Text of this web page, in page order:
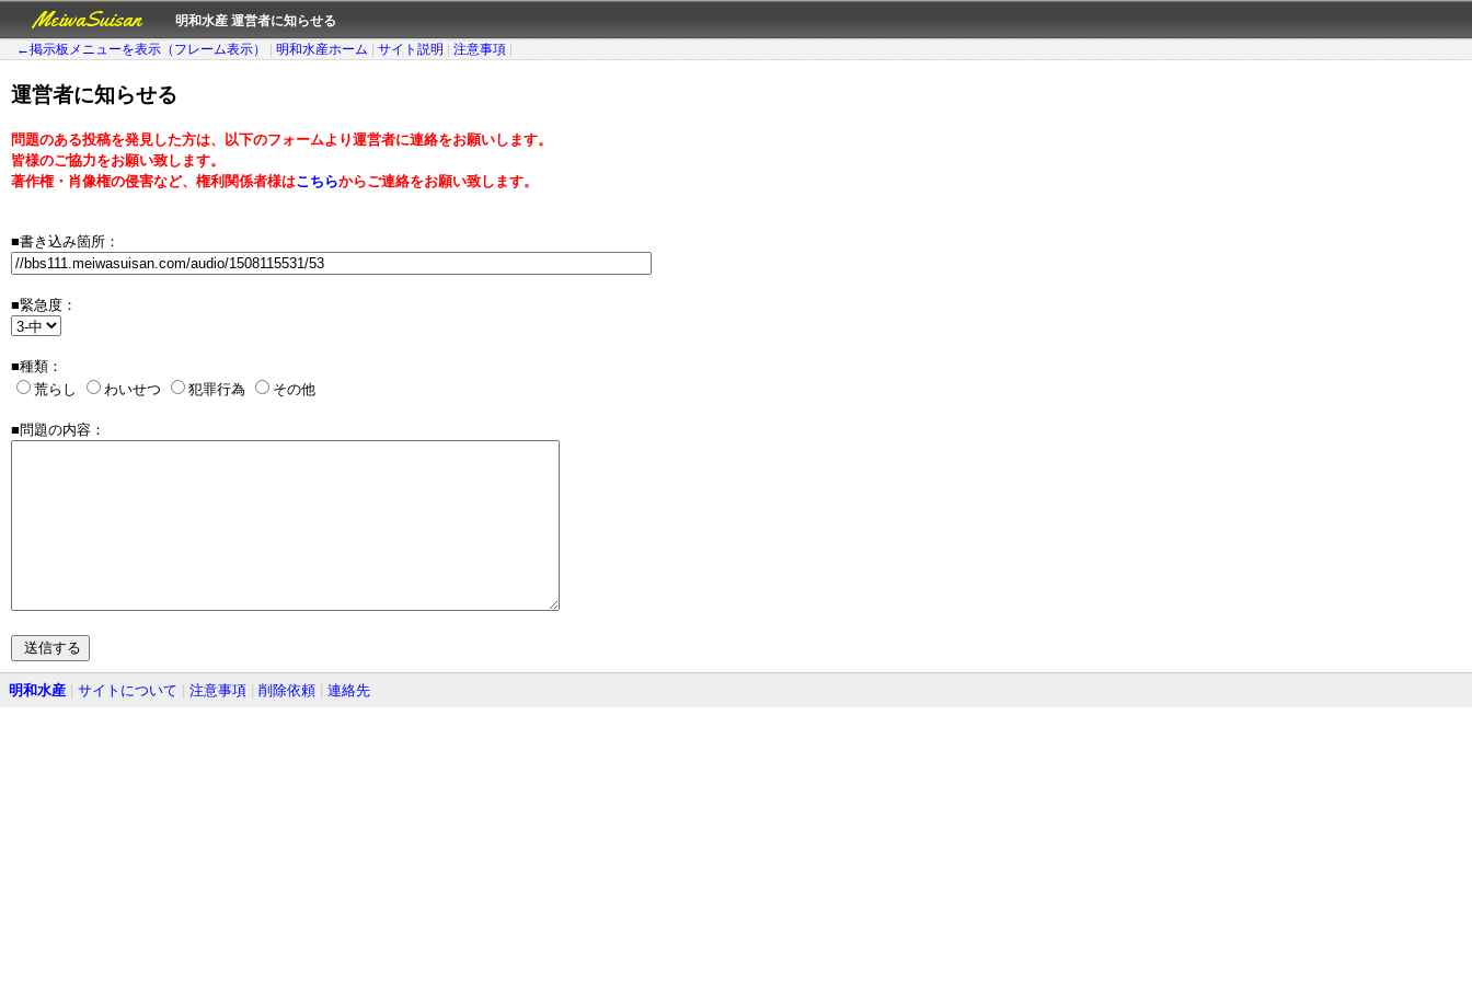
MeiwaSuisan
明和水産 運営者に知らせる
←掲示板メニューを表示（フレーム表示）
明和水産ホーム サイト説明 注意事項
運営者に知らせる
問題のある投稿を発見した方は、以下のフォームより運営者に連絡をお願いします。
皆様のご協力をお願い致します。
著作権・肖像権の侵害など、権利関係者様はこちらからご連絡をお願い致します。
■書き込み箇所：
■緊急度：
■種類：
荒らし
わいせつ 犯罪行為 その他
■問題の内容：
明和水産 サイトについて 注意事項 削除依頼 連絡先